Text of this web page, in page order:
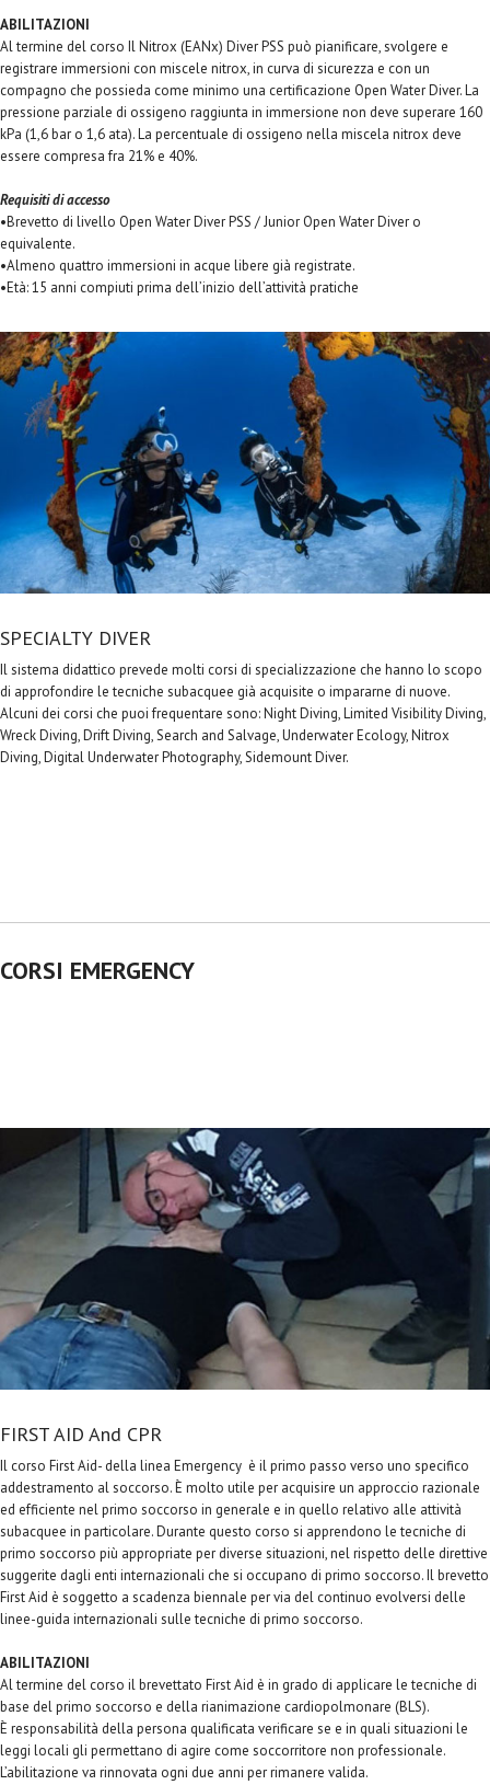
ABILITAZIONI
Al termine del corso Il Nitrox (EANx) Diver PSS può pianificare, svolgere e
registrare immersioni con miscele nitrox, in curva di sicurezza e con un
compagno che possieda come minimo una certificazione Open Water Diver. La
pressione parziale di ossigeno raggiunta in immersione non deve superare 160
kPa (1,6 bar o 1,6 ata). La percentuale di ossigeno nella miscela nitrox deve
essere compresa fra 21% e 40%.
Requisiti di accesso
•Brevetto di livello Open Water Diver PSS / Junior Open Water Diver o
equivalente.
•Almeno quattro immersioni in acque libere già registrate.
•Età: 15 anni compiuti prima dell’inizio dell’attività pratiche
SPECIALTY DIVER
Il sistema didattico prevede molti corsi di specializzazione che hanno lo scopo
di approfondire le tecniche subacquee già acquisite o impararne di nuove.
Alcuni dei corsi che puoi frequentare sono: Night Diving, Limited Visibility Diving,
Wreck Diving, Drift Diving, Search and Salvage, Underwater Ecology, Nitrox
Diving, Digital Underwater Photography, Sidemount Diver.
CORSI EMERGENCY
FIRST AID And CPR
Il corso First Aid- della linea Emergency è il primo passo verso uno specifico
addestramento al soccorso. È molto utile per acquisire un approccio razionale
ed efficiente nel primo soccorso in generale e in quello relativo alle attività
subacquee in particolare. Durante questo corso si apprendono le tecniche di
primo soccorso più appropriate per diverse situazioni, nel rispetto delle direttive
suggerite dagli enti internazionali che si occupano di primo soccorso. Il brevetto
First Aid è soggetto a scadenza biennale per via del continuo evolversi delle
linee-guida internazionali sulle tecniche di primo soccorso.
ABILITAZIONI
Al termine del corso il brevettato First Aid è in grado di applicare le tecniche di
base del primo soccorso e della rianimazione cardiopolmonare (BLS).
È responsabilità della persona qualificata verificare se e in quali situazioni le
leggi locali gli permettano di agire come soccorritore non professionale.
L’abilitazione va rinnovata ogni due anni per rimanere valida.